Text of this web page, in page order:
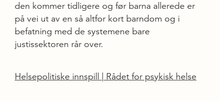
den kommer tidligere og før barna allerede er
på vei ut av en så altfor kort barndom og i
befatning med de systemene bare
justissektoren rår over.
Helsepolitiske innspill | Rådet for psykisk helse